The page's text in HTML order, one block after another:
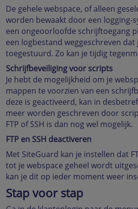
De gehele webspace, of alleen
worden bewaakt door een logging-
een ongeoorloofde schrijftoegang
een logbestand weggeschreven
toegestuurd. Zo kan je tijdig
Schrijfbeveiliging voor scripts
Je hebt de mogelijkheid om je
mappen te voorzien van een
deze is geactiveerd, kan in
meer worden geschreven door
FTP of SSH is dan nog wel mogelijk.
FTP en SSH deactiveren
Met SiteGuard kan je instellen dat
tot je webspace geheel wordt
kan je dit op ieder moment weer
Stap voor stap